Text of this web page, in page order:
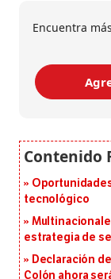
Encuentra
tecnológico
estrategia de
Declaración
Colón ahora